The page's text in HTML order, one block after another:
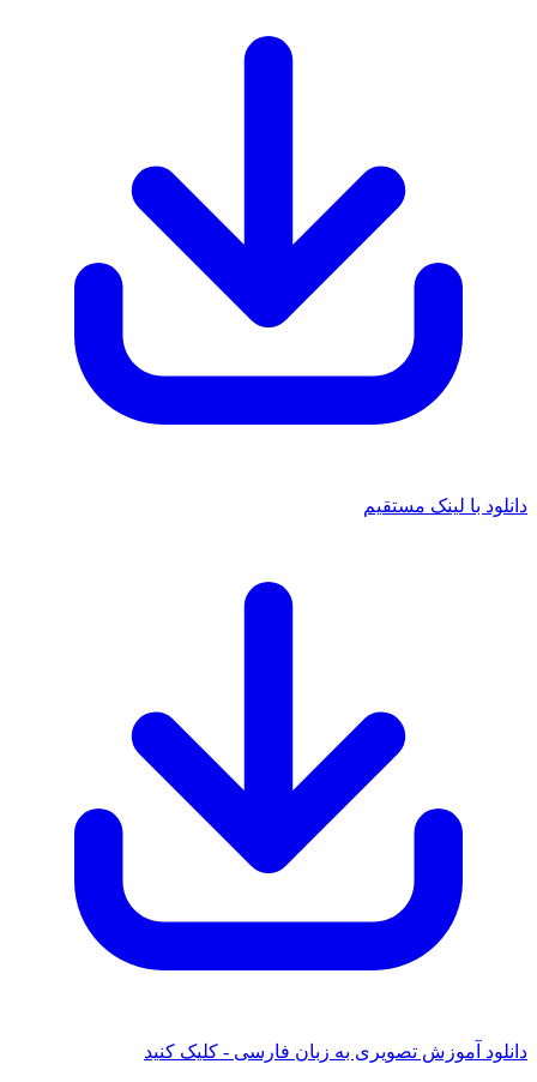
دانلود با لینک مستقیم
دانلود آموزش تصویری به زبان فارسی - کلیک کنید